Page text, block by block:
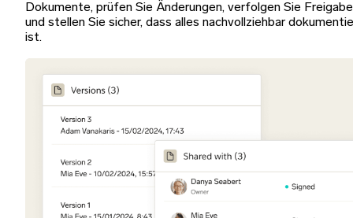
Dokumente, prüfen Sie Änderungen, verfolgen Sie
und stellen Sie sicher, dass alles nachvollziehbar
ist.